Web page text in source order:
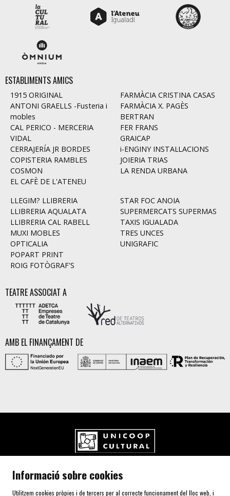
ESTABLIMENTS AMICS
1915 ORIGINAL
ANTONI GRAELLS -Fusteria i
mobles
CAL PERICO - MERCERIA
VIDAL
CERRAJERÍA JR BORDES
COPISTERIA RAMBLES
COSMON
EL CAFÈ DE L'ATENEU
FARMÀCIA CRISTINA CASAS
FARMÀCIA X. PAGÈS
BERTRAN
FER FRANS
GRAICAP
i-ENGINY INSTAL·LACIONS
JOIERIA TRIAS
LA RENDA URBANA
LLEGIM? LLIBRERIA
LLIBRERIA AQUALATA
LLIBRERIA CAL RABELL
MUXI MOBLES
OPTICALIA
POPART PRINT
ROIG FOTÒGRAF'S
STAR FOC ANOIA
SUPERMERCATS SUPERMAS
TAXIS IGUALADA
TRES UNCES
UNIGRAFIC
TEATRE ASSOCIAT A
AMB EL FINANÇAMENT DE
Carrer de l'Aurora, 80 (Plaça de Cal Font)
Informació sobre cookies
Utilitzem cookies pròpies i de tercers per al correcte funcionament del lloc web, i